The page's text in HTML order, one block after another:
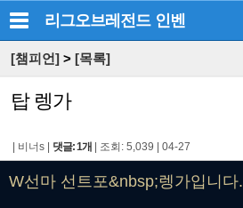
리그오브레전드 인벤
[챔피언] > [목록]
탑 렝가
비너s 댓글: 1개 조회: 5,039 04-27
W선마 선트포&nbsp;렝가입니다.